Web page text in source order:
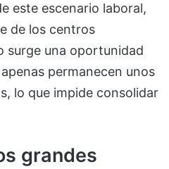
este escenario laboral,
de los centros
surge una oportunidad
permanecen unos
lo que impide consolidar
grandes